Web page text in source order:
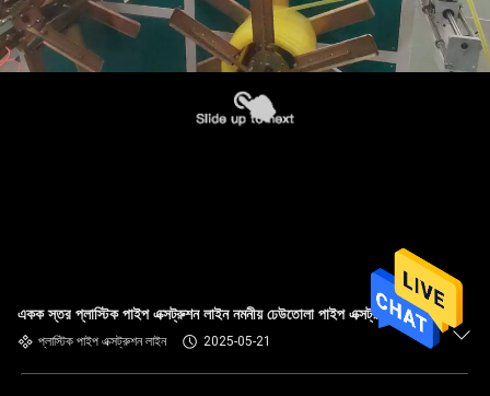
একক স্তর প্লাস্টিক পাইপ এক্সট্রুশন লাইন নমনীয় ঢেউতোলা পাইপ এক্সট্রুশন লাইন
প্লাস্টিক পাইপ এক্সট্রুশন লাইন 2025-05-21